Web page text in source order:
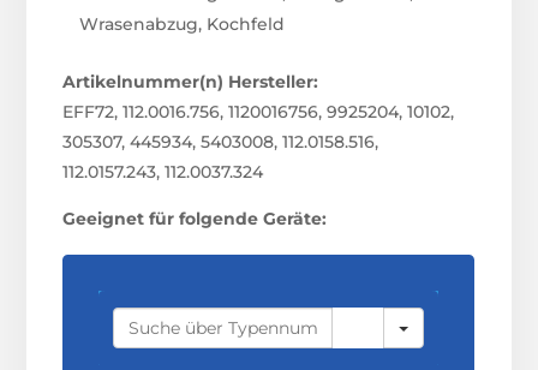
Wrasenabzug, Kochfeld
Artikelnummer(n) Hersteller:
EFF72, 112.0016.756, 1120016756, 9925204, 10102,
305307, 445934, 5403008, 112.0158.516,
112.0157.243, 112.0037.324
Geeignet für folgende Geräte:
S
A